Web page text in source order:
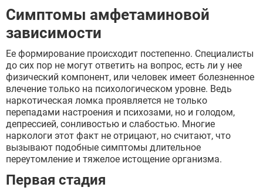
Симптомы амфетаминовой
зависимости
Ее формирование происходит постепенно. Специалисты
до сих пор не могут ответить на вопрос, есть ли у нее
физический компонент, или человек имеет болезненное
влечение только на психологическом уровне. Ведь
наркотическая ломка проявляется не только
перепадами настроения и психозами, но и голодом,
депрессией, сонливостью и слабостью. Многие
наркологи этот факт не отрицают, но считают, что
вызывают подобные симптомы длительное
переутомление и тяжелое истощение организма.
Первая стадия